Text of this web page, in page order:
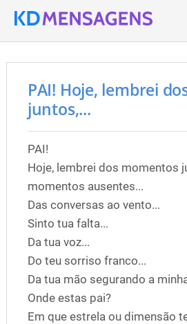
PAI! Hoje, lembrei
juntos,...
PAI!
Hoje, lembrei dos momentos
momentos ausentes...
Das conversas ao vento...
Sinto tua falta...
Da tua voz...
Do teu sorriso franco...
Da tua mão segurando a
Onde estas pai?
Em que estrela ou dimensão